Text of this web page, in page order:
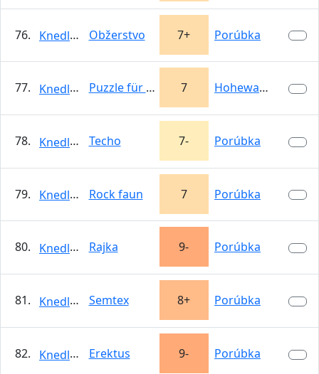
76. KnedloVepro Obžerstvo 7+ Porúbka
77. KnedloVepro Puzzle für Fortgeschrittene 7 Hohewand
78. KnedloVepro Techo 7- Porúbka
79. KnedloVepro Rock faun 7 Porúbka
80. KnedloVepro Rajka 9- Porúbka
81. KnedloVepro Semtex 8+ Porúbka
82. KnedloVepro Erektus 9- Porúbka